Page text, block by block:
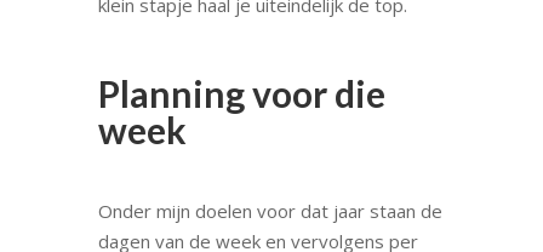
Planning voor die
week
Onder mijn doelen voor dat jaar staan de
dagen van de week en vervolgens per